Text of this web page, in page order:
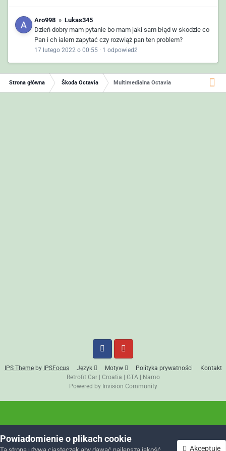
Aro998 » Lukas345
Dzień dobry mam pytanie bo mam jaki sam błąd w skodzie co
Pan i ch ialem zapytać czy rozwiąż pan ten problem?
17 lutego 2022 o 00:55 · 1 odpowiedź
Strona główna Škoda Octavia Multimedialna Octavia
IPS Themeby IPSFocus Język Motyw Polityka prywatności
Kontakt
Retrofit Car| Croatia GTA|
Namo
Powered by Invision Community
Powiadomienie o plikach cookie
Akceptuję